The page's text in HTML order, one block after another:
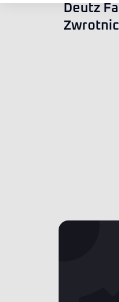
Deutz